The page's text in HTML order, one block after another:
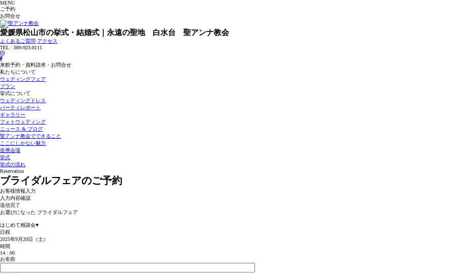
MENU
ご予約
お問合せ
愛媛県松山市の挙式・結婚式｜永遠の聖地 白水台 聖アンナ教会
よくあるご質問 アクセス
TEL : 089-923-8111
来館予約・資料請求・お問合せ
私たちについて
ウェディングフェア
プラン
挙式について
ウェディングドレス
パーティレポート
ギャラリー
フォトウェディング
ニュース & ブログ
聖アンナ教会でできること
ここにしかない魅力
提携会場
挙式
挙式の流れ
Reservation
ブライダルフェアのご予約
お客様情報入力
入力内容確認
送信完了
お選びになった ブライダルフェア
はじめて相談会♥
日程
2025年9月20日（土）
時間
14 : 00
お名前